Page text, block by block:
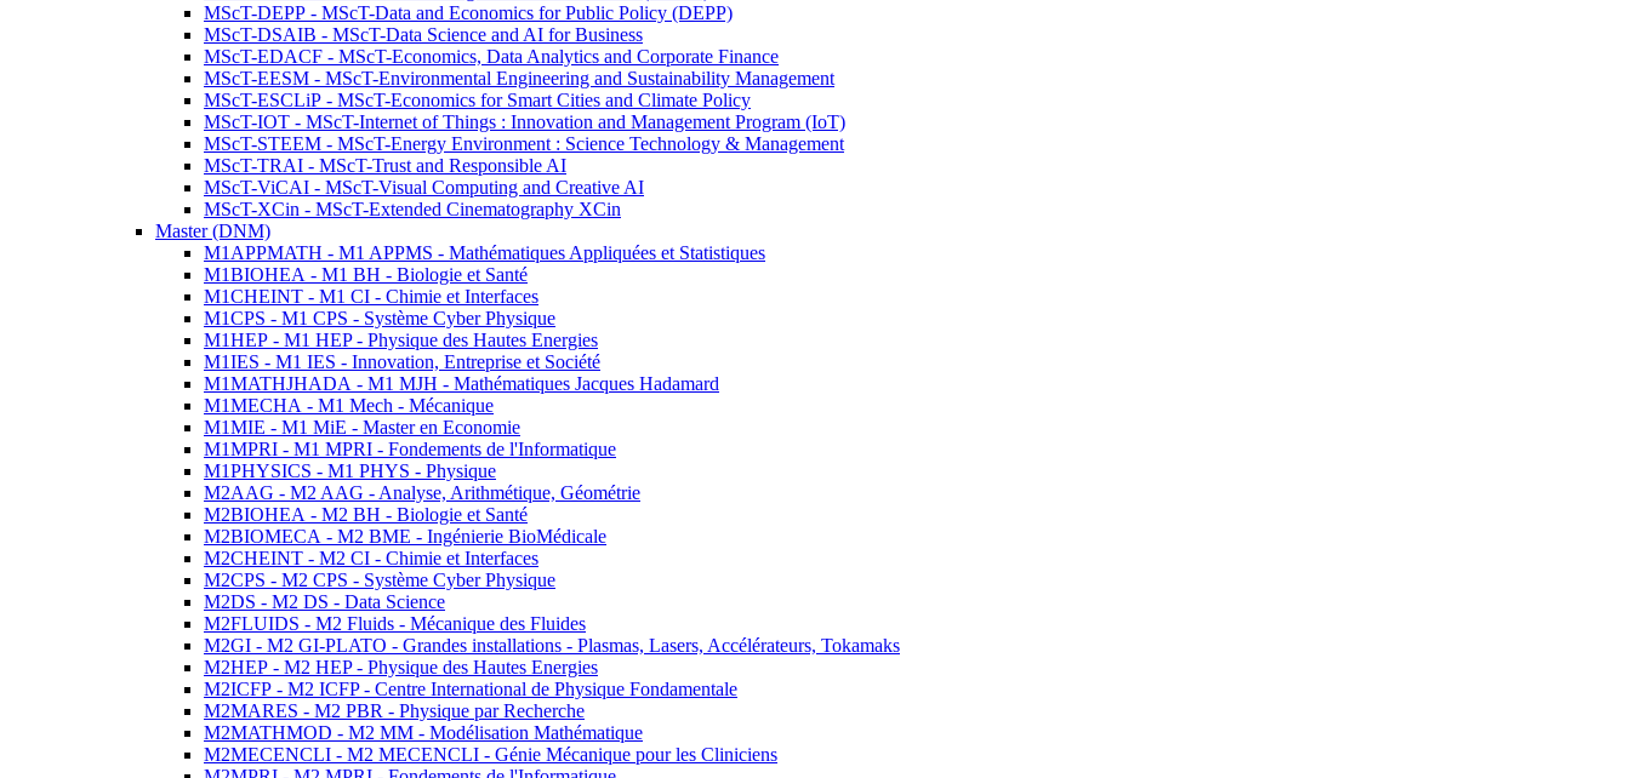
MScT-DEPP - MScT-Data and Economics for Public Policy (DEPP)
MScT-DSAIB - MScT-Data Science and AI for Business
MScT-EDACF - MScT-Economics, Data Analytics and Corporate Finance
MScT-EESM - MScT-Environmental Engineering and Sustainability Management
MScT-ESCLiP - MScT-Economics for Smart Cities and Climate Policy
MScT-IOT - MScT-Internet of Things : Innovation and Management Program (IoT)
MScT-STEEM - MScT-Energy Environment : Science Technology & Management
MScT-TRAI - MScT-Trust and Responsible AI
MScT-ViCAI - MScT-Visual Computing and Creative AI
MScT-XCin - MScT-Extended Cinematography XCin
Master (DNM)
M1APPMATH - M1 APPMS - Mathématiques Appliquées et Statistiques
M1BIOHEA - M1 BH - Biologie et Santé
M1CHEINT - M1 CI - Chimie et Interfaces
M1CPS - M1 CPS - Système Cyber Physique
M1HEP - M1 HEP - Physique des Hautes Energies
M1IES - M1 IES - Innovation, Entreprise et Société
M1MATHJHADA - M1 MJH - Mathématiques Jacques Hadamard
M1MECHA - M1 Mech - Mécanique
M1MIE - M1 MiE - Master en Economie
M1MPRI - M1 MPRI - Fondements de l'Informatique
M1PHYSICS - M1 PHYS - Physique
M2AAG - M2 AAG - Analyse, Arithmétique, Géométrie
M2BIOHEA - M2 BH - Biologie et Santé
M2BIOMECA - M2 BME - Ingénierie BioMédicale
M2CHEINT - M2 CI - Chimie et Interfaces
M2CPS - M2 CPS - Système Cyber Physique
M2DS - M2 DS - Data Science
M2FLUIDS - M2 Fluids - Mécanique des Fluides
M2GI - M2 GI-PLATO - Grandes installations - Plasmas, Lasers, Accélérateurs, Tokamaks
M2HEP - M2 HEP - Physique des Hautes Energies
M2ICFP - M2 ICFP - Centre International de Physique Fondamentale
M2MARES - M2 PBR - Physique par Recherche
M2MATHMOD - M2 MM - Modélisation Mathématique
M2MECENCLI - M2 MECENCLI - Génie Mécanique pour les Cliniciens